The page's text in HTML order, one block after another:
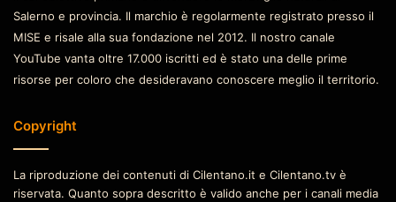
Salerno e provincia. Il marchio è regolarmente registrato presso il
MISE e risale alla sua fondazione nel 2012. Il nostro canale
YouTube vanta oltre 17.000 iscritti ed è stato una delle prime
risorse per coloro che desideravano conoscere meglio il territorio.
Copyright
La riproduzione dei contenuti di Cilentano.it e Cilentano.tv è
riservata. Quanto sopra descritto è valido anche per i canali media